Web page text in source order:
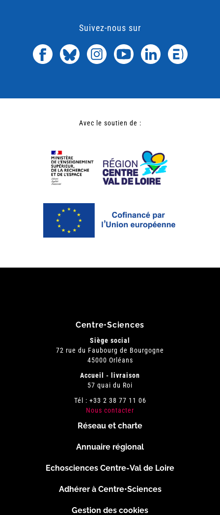
Suivez-nous sur
Avec le soutien de :
Centre•Sciences
Siège social
72 rue du Faubourg de Bourgogne
45000 Orléans
Accueil - livraison
57 quai du Roi
Tél : +33 2 38 77 11 06
Nous contacter
Réseau et charte
Annuaire régional
Echosciences Centre-Val de Loire
Adhérer à Centre•Sciences
Gestion des cookies